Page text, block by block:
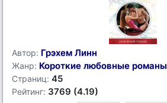
Автор: Грэхем Линн
Жанр: Короткие любовные романы
Страниц: 45
Рейтинг: 3769 (4.19)